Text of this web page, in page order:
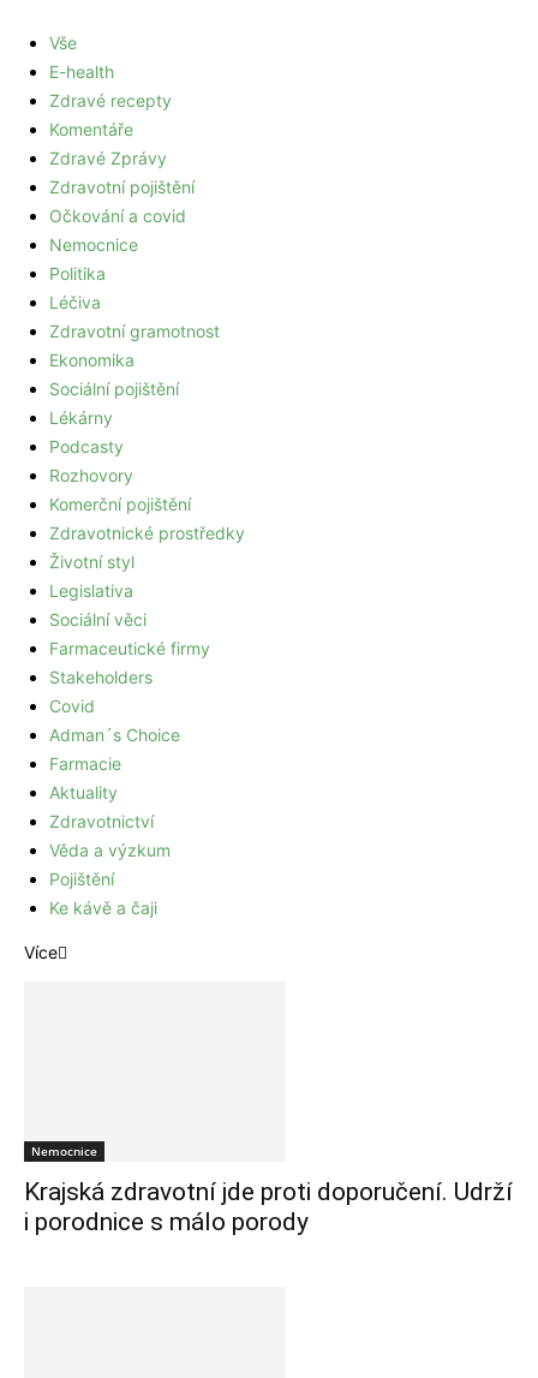
Vše
E-health
Zdravé recepty
Komentáře
Zdravé Zprávy
Zdravotní pojištění
Očkování a covid
Nemocnice
Politika
Léčiva
Zdravotní gramotnost
Ekonomika
Sociální pojištění
Lékárny
Podcasty
Rozhovory
Komerční pojištění
Zdravotnické prostředky
Životní styl
Legislativa
Sociální věci
Farmaceutické firmy
Stakeholders
Covid
Adman´s Choice
Farmacie
Aktuality
Zdravotnictví
Věda a výzkum
Pojištění
Ke kávě a čaji
Více
Nemocnice
Krajská zdravotní jde proti doporučení. Udrží
i porodnice s málo porody